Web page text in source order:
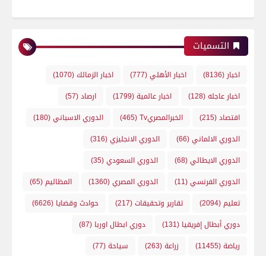
التسميات
اخبار (8136) اخبار الأهلي(777) اخبار الزمالك(1070)
اخبار عاجله(128) اخبار عالمية(1799) ارصاد(57)
اقتصاد(215) الخبرالمصريTv (465) الدوري الاسباني(180)
الدوري الالماني(66) الدوري الانجليزي(316)
الدوري الايطالي(68) الدوري السعودي(35)
الدوري الفرنسي(11) الدوري المصري(1360) المظاليم(65)
تعليم(2094) تقارير وتحقيقات(217) حوادث وقضايا (6626)
دوري أبطال إفريقيا (131) دوري ابطال اوربا (87)
رياضة(11455) زراعة(263) سياحة(77)